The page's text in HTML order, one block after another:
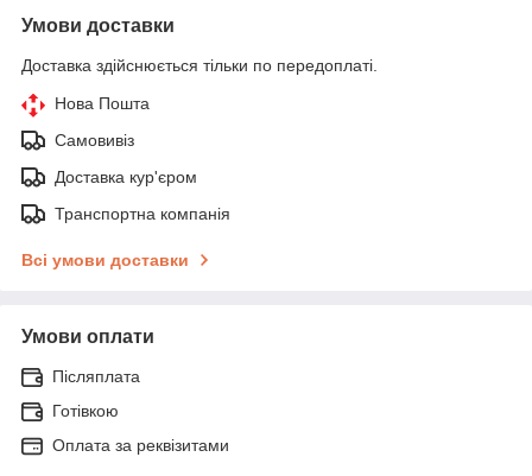
Умови доставки
Доставка здійснюється тільки по передоплаті.
Нова Пошта
Самовивіз
Доставка кур'єром
Транспортна компанія
Всі умови доставки
Умови оплати
Післяплата
Готівкою
Оплата за реквізитами